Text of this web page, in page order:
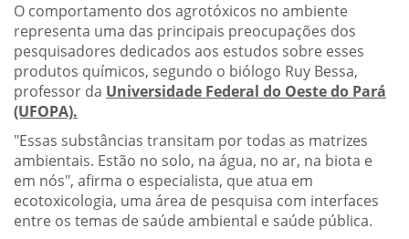
O comportamento dos agrotóxicos no ambiente
representa uma das principais preocupações dos
pesquisadores dedicados aos estudos sobre esses
produtos químicos, segundo o biólogo Ruy Bessa,
professor da Universidade Federal do Oeste do Pará
(UFOPA).
"Essas substâncias transitam por todas as matrizes
ambientais. Estão no solo, na água, no ar, na biota e
em nós", afirma o especialista, que atua em
ecotoxicologia, uma área de pesquisa com interfaces
entre os temas de saúde ambiental e saúde pública.